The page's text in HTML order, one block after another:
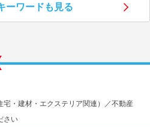
明会を探す
インターンを探す
スカウト お知らせ
ーワードも見る
宅・建材・エクステリア関連）／不動産
さい